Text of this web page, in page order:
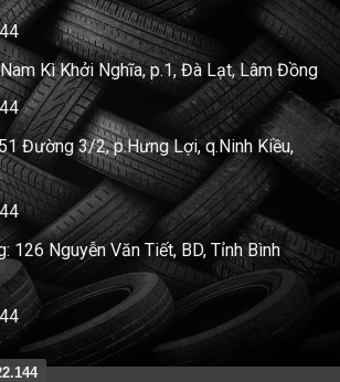
Kì Khởi Nghĩa, p.1, Đà Lạt, Lâm Đồng
Đường 3/2, p.Hưng Lợi, q.Ninh Kiều,
126 Nguyễn Văn Tiết, BD, Tỉnh Bình